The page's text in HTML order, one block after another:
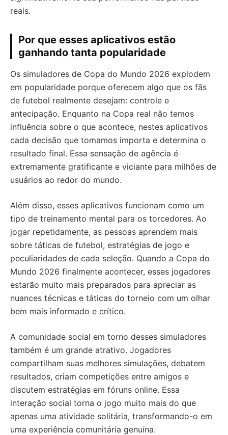
reais.
Por que esses aplicativos estão
ganhando tanta popularidade
Os simuladores de Copa do Mundo 2026 explodem
em popularidade porque oferecem algo que os fãs
de futebol realmente desejam: controle e
antecipação. Enquanto na Copa real não temos
influência sobre o que acontece, nestes aplicativos
cada decisão que tomamos importa e determina o
resultado final. Essa sensação de agência é
extremamente gratificante e viciante para milhões de
usuários ao redor do mundo.
Além disso, esses aplicativos funcionam como um
tipo de treinamento mental para os torcedores. Ao
jogar repetidamente, as pessoas aprendem mais
sobre táticas de futebol, estratégias de jogo e
peculiaridades de cada seleção. Quando a Copa do
Mundo 2026 finalmente acontecer, esses jogadores
estarão muito mais preparados para apreciar as
nuances técnicas e táticas do torneio com um olhar
bem mais informado e crítico.
A comunidade social em torno desses simuladores
também é um grande atrativo. Jogadores
compartilham suas melhores simulações, debatem
resultados, criam competições entre amigos e
discutem estratégias em fóruns online. Essa
interação social torna o jogo muito mais do que
apenas uma atividade solitária, transformando-o em
uma experiência comunitária genuína.